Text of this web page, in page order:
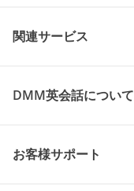
関連サービス
DMM英会話について
お客様サポート